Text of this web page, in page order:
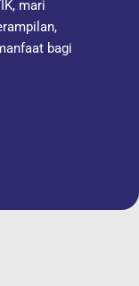
mari
bagi